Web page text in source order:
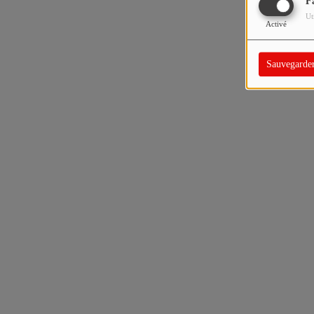
Activé